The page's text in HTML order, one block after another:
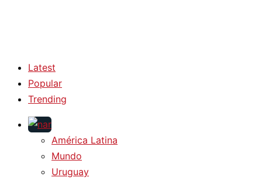
Latest
Popular
Trending
América Latina
Mundo
Uruguay